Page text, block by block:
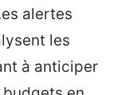
alertes
les
à anticiper